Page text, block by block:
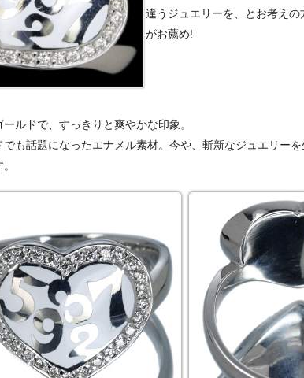
違うジュエリーを、とお考えの
がお薦め!
ールドで、すっきりと爽やかな印象。
でも話題になったエナメル素材。今や、斬新なジュエリー